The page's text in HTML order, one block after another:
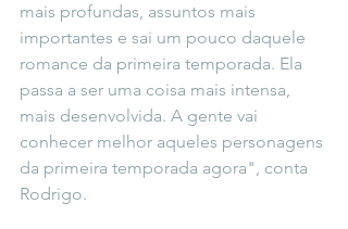
mais profundas, assuntos mais
importantes e sai um pouco daquele
romance da primeira temporada. Ela
passa a ser uma coisa mais intensa,
mais desenvolvida. A gente vai
conhecer melhor aqueles personagens
da primeira temporada agora", conta
Rodrigo.